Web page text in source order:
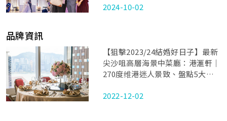
2024-10-02
品牌資訊
【狙擊2023/24結婚好日子】最新
尖沙咀高層海景中菜廳：港滙軒｜
270度维港迷人景致、盤點5大注
HK$8,380起
2022-12-02